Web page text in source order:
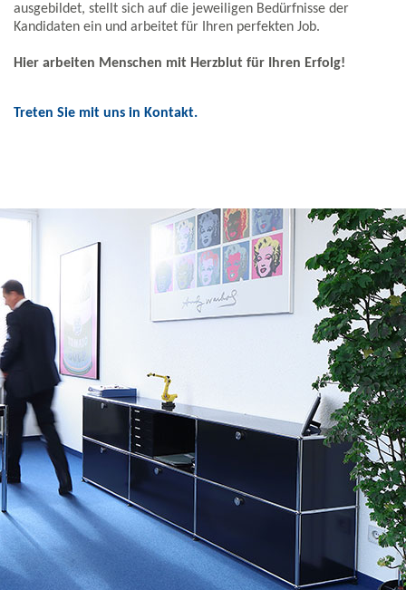
ausgebildet, stellt sich auf die jeweiligen Bedürfnisse der
Kandidaten ein und arbeitet für Ihren perfekten Job.
Hier arbeiten Menschen mit Herzblut für Ihren Erfolg!
Treten Sie mit uns in Kontakt.